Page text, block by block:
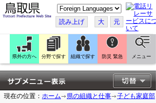
こ
の
ペ
ー
ジ
翻
訳
す
る
読み上げ 大 元
県外の方へ 分野で探す 組織で探す 防災 緊急 メニュー
現在の位置： ホーム 県の組織と仕事
子ども家庭部